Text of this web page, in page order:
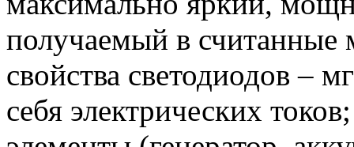
получаемый в считанные
свойства светодиодов –
себя электрических